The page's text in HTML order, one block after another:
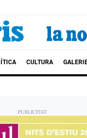
CULTURA